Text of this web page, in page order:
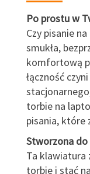
Po prostu w
Czy pisanie
smukła,
komfortową
łączność
torbie na
pisania, które
Stworzona
Ta klawiatura
torbie i stać